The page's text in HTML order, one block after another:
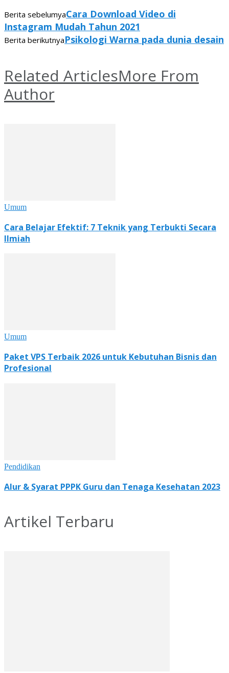
Berita sebelumyaCara Download Video di
Instagram Mudah Tahun 2021
Berita berikutnyaPsikologi Warna pada dunia desain
Related ArticlesMore From
Author
Umum
Cara Belajar Efektif: 7 Teknik yang Terbukti Secara
Ilmiah
Umum
Paket VPS Terbaik 2026 untuk Kebutuhan Bisnis dan
Profesional
Pendidikan
Alur & Syarat PPPK Guru dan Tenaga Kesehatan 2023
Artikel Terbaru